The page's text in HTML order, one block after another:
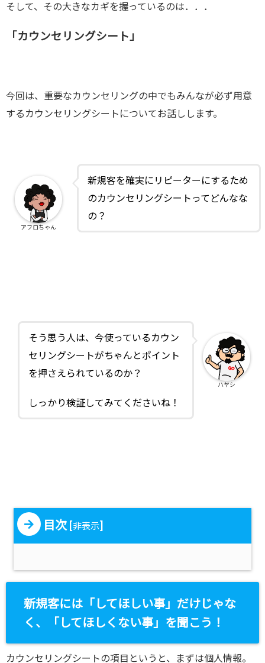
そして、その大きなカギを握っているのは．．．
「カウンセリングシート」
今回は、重要なカウンセリングの中でもみんなが必ず用意
するカウンセリングシートについてお話しします。
新規客を確実にリピーターにするため
のカウンセリングシートってどんなな
の？
アフロちゃん
そう思う人は、今使っているカウン
セリングシートがちゃんとポイント
を押さえられているのか？
しっかり検証してみてくださいね！
ハヤシ
目次 [非表示]
新規客には「してほしい事」だけじゃな
く、「してほしくない事」を聞こう！
カウンセリングシートの項目というと、まずは個人情報。